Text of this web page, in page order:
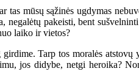
mūsų sąžinės ugdymas
pakeisti, bent
laiko ir vietos?
Tarp tos moralės atstovų
jos didybe, netgi heroika?